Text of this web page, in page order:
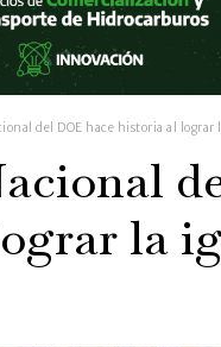
del DOE hace historia al
la